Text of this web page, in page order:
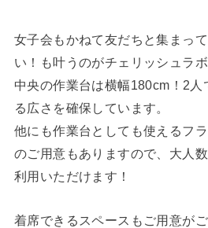
女子会もかねて友だちと集まっ
い！も叶うのがチェリッシュラボ
中央の作業台は横幅180cm！2人
る広さを確保しています。
他にも作業台としても使えるフ
のご用意もありますので、大人
利用いただけます！
着席できるスペースもご用意が